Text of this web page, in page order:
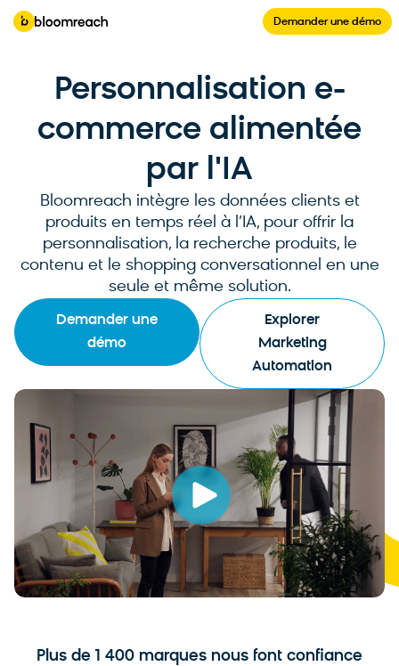
Demander une démo
Personnalisation e-
commerce alimentée
par l'IA
Bloomreach intègre les données clients et
produits en temps réel à l’IA, pour offrir la
personnalisation, la recherche produits, le
contenu et le shopping conversationnel en une
seule et même solution.
Demander une
démo
Explorer
Marketing
Automation
Plus de 1 400 marques nous font confiance